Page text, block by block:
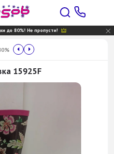
до 80%! Не пропусти!
15925F